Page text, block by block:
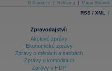
O Patria.cz Reklama Mapa Stránek
RSS / XML |
Zpravodajství:
Akciové zprávy
Ekonomické zprávy
Zprávy o měnách a sazbách
Zprávy o komoditách
Zprávy o HDP